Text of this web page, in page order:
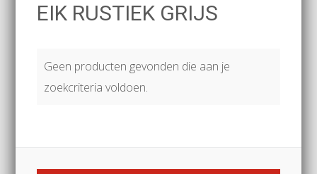
EIK RUSTIEK GRIJS
Geen producten gevonden die aan je
zoekcriteria voldoen.